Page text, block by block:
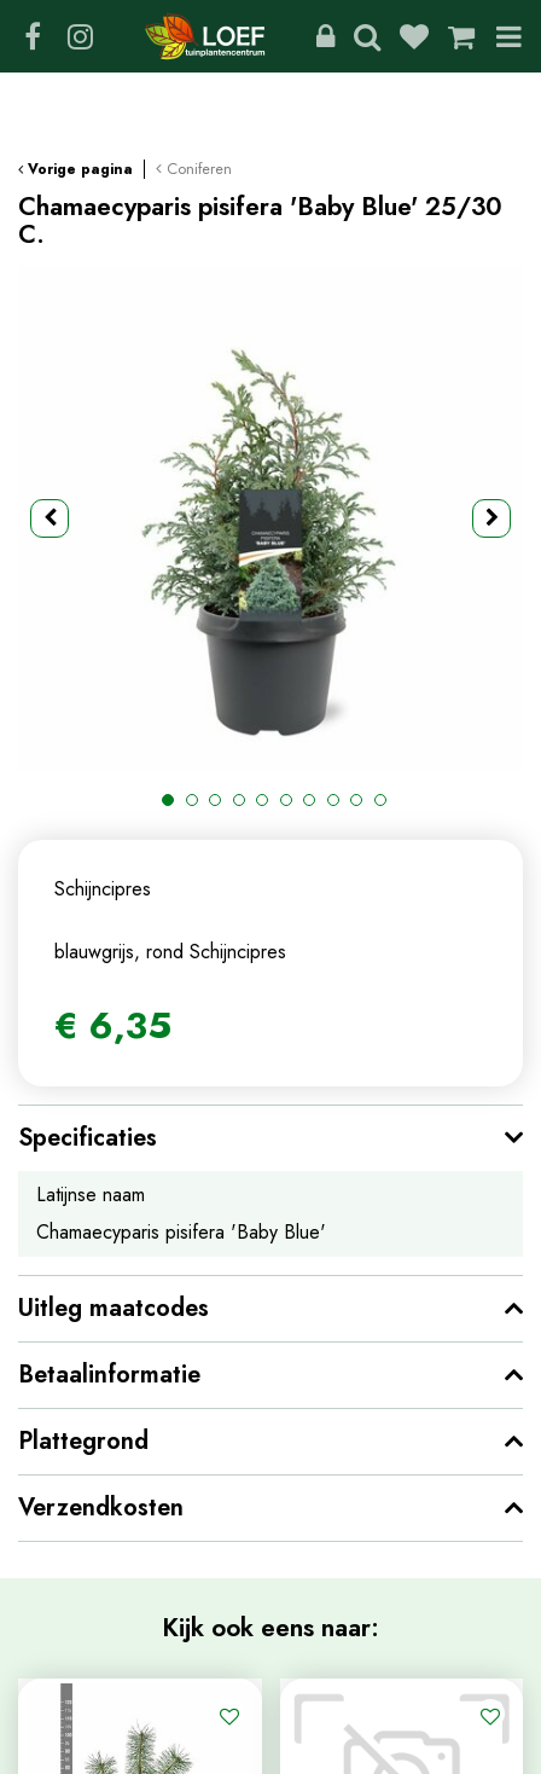
Vorige pagina Coniferen
Chamaecyparis pisifera 'Baby Blue' 25/30
C.
Schijncipres
blauwgrijs, rond Schijncipres
€ 6,35
Specificaties
Latijnse naam
Chamaecyparis pisifera 'Baby Blue'
Uitleg maatcodes
Betaalinformatie
Plattegrond
Verzendkosten
Kijk ook eens naar: